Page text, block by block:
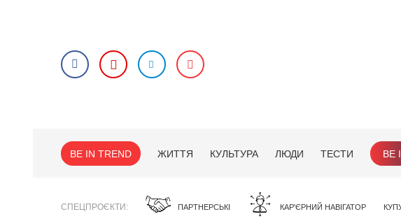
BE IN TREND ЖИТТЯ КУЛЬТУРА ЛЮДИ ТЕСТИ BE
СПЕЦПРОЄКТИ ПАРТНЕРСЬКІ КАР'ЄРНИЙ НАВІГАТОР